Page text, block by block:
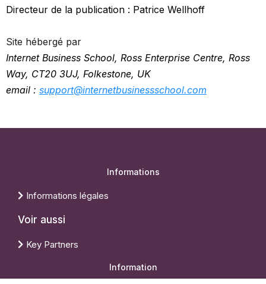
Directeur de la publication : Patrice Wellhoff
Site hébergé par
Internet Business School, Ross Enterprise Centre, Ross
Way, CT20 3UJ, Folkestone, UK
email : support@internetbusinessschool.com
Informations
Informations légales
Voir aussi
Key Partners
Information